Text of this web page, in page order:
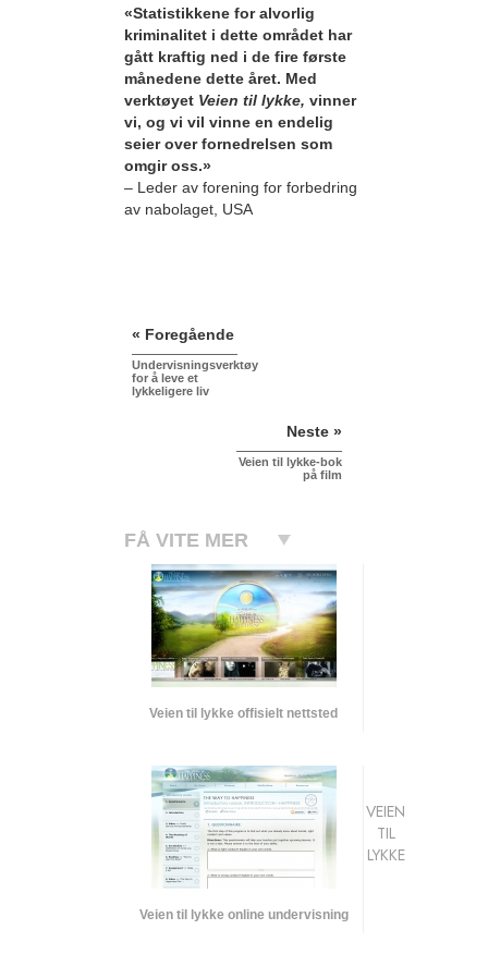
«Statistikkene for alvorlig
kriminalitet i dette området har
gått kraftig ned i de fire første
månedene dette året. Med
verktøyet Veien til lykke, vinner
vi, og vi vil vinne en endelig
seier over fornedrelsen som
omgir oss.»
– Leder av forening for forbedring
av nabolaget, USA
« Foregående
Undervisningsverktøy
for å leve et
lykkeligere liv
Neste »
Veien til lykke-bok
på film
FÅ VITE MER
Veien til lykke offisielt nettsted
Veien til lykke online undervisning
VEIEN
TIL
LYKKE